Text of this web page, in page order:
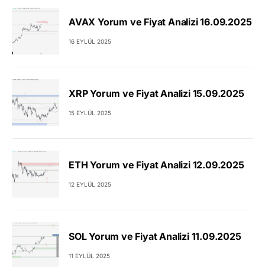
AVAX Yorum ve Fiyat Analizi 16.09.2025
16 EYLÜL 2025
XRP Yorum ve Fiyat Analizi 15.09.2025
15 EYLÜL 2025
ETH Yorum ve Fiyat Analizi 12.09.2025
12 EYLÜL 2025
SOL Yorum ve Fiyat Analizi 11.09.2025
11 EYLÜL 2025